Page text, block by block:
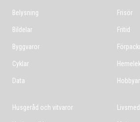
Belysning
Bildelar
Byggvaror
Cyklar
Data
Frisör
Fritid
Husgeråd och vitvaror